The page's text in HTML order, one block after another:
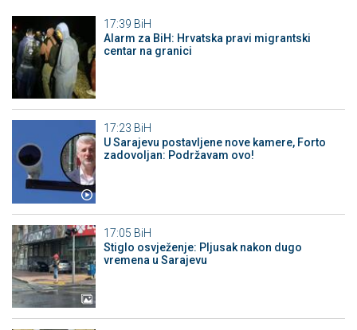
17:39 BiH
Alarm za BiH: Hrvatska pravi migrantski
centar na granici
17:23 BiH
U Sarajevu postavljene nove kamere, Forto
zadovoljan: Podržavam ovo!
17:05 BiH
Stiglo osvježenje: Pljusak nakon dugo
vremena u Sarajevu